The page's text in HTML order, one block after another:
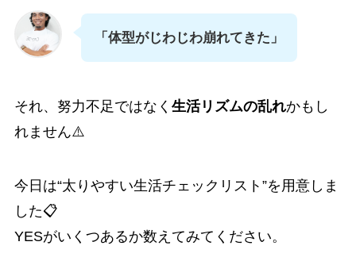
「体型がじわじわ崩れてきた」
それ、努力不足ではなく 生活リズムの乱れかもし
れません⚠️
今日は“太りやすい生活チェックリスト”を用意しま
した📋
YESがいくつあるか数えてみてください。